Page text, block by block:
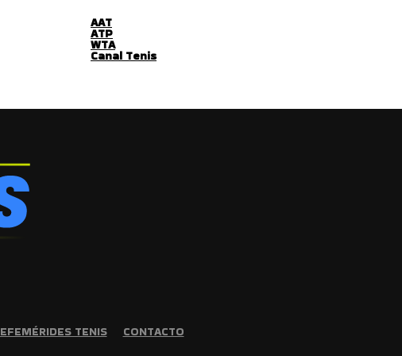
AAT
ATP
WTA
Canal Tenis
EFEMÉRIDES TENIS CONTACTO